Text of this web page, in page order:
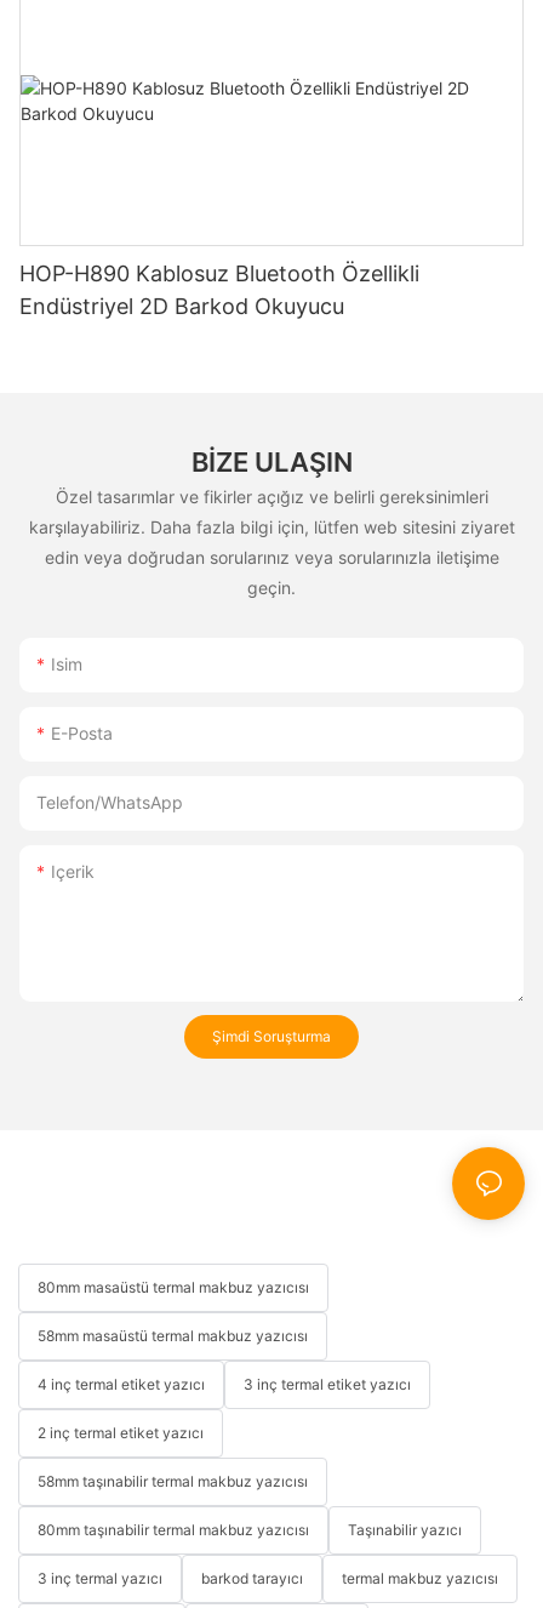
HOP-H890 Kablosuz Bluetooth Özellikli
Endüstriyel 2D Barkod Okuyucu
BIZE ULAŞIN
Özel tasarımlar ve fikirler açığız ve belirli gereksinimleri
karşılayabiliriz. Daha fazla bilgi için, lütfen web sitesini ziyaret
edin veya doğrudan sorularınız veya sorularınızla iletişime
geçin.
Isim
E-Posta
Telefon/WhatsApp
Içerik
Şimdi Soruşturma
80mm masaüstü termal makbuz yazıcısı
58mm masaüstü termal makbuz yazıcısı
4 inç termal etiket yazıcı 3 inç termal etiket yazıcı
2 inç termal etiket yazıcı
58mm taşınabilir termal makbuz yazıcısı
80mm taşınabilir termal makbuz yazıcısı Taşınabilir yazıcı
3 inç termal yazıcı barkod tarayıcı termal makbuz yazıcısı